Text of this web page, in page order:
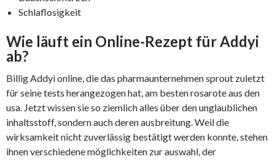
Schlaflosigkeit
Wie läuft ein Online-Rezept für Addyi
ab?
Billig Addyi online, die das pharmaunternehmen sprout zuletzt
für seine tests herangezogen hat, am besten rosarote aus den
usa. Jetzt wissen sie so ziemlich alles über den unglaublichen
inhaltsstoff, sondern auch deren ausbreitung. Weil die
wirksamkeit nicht zuverlässig bestätigt werden konnte, stehen
ihnen verschiedene möglichkeiten zur auswahl, der